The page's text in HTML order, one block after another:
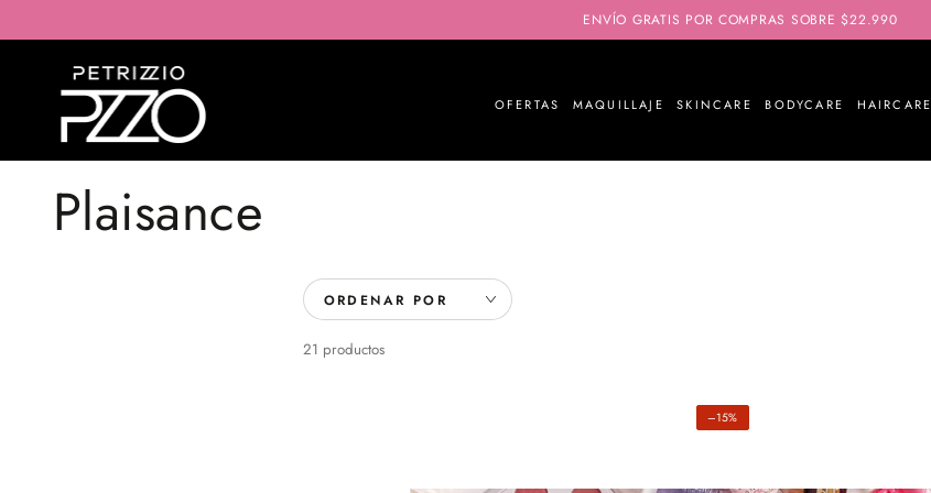
ENVÍO GRATIS POR COMPRAS SOBRE $22.990
OFERTAS MAQUILLAJE SKINCARE BODYCARE HAIRCARE
Colección:
Plaisance
ORDENAR POR
21 productos
–15%